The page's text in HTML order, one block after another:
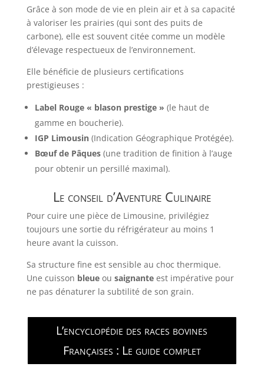
Grâce à son mode de vie en plein air et à sa capacité
à valoriser les prairies (qui sont des puits de
carbone), elle est souvent citée comme un modèle
d’élevage respectueux de l’environnement.
Elle bénéficie de plusieurs certifications
prestigieuses :
Label Rouge « blason prestige » (le haut de
gamme en boucherie).
IGP Limousin(Indication Géographique Protégée).
Bœuf de Pâques(une tradition de finition à l’auge
pour obtenir un persillé maximal).
Le conseil d’Aventure Culinaire
Pour cuire une pièce de Limousine, privilégiez
toujours une sortie du réfrigérateur au moins 1
heure avant la cuisson.
Sa structure fine est sensible au choc thermique.
Une cuisson bleueou saignanteest impérative pour
ne pas dénaturer la subtilité de son grain.
L’encyclopédie des races bovines
Françaises : Le guide complet